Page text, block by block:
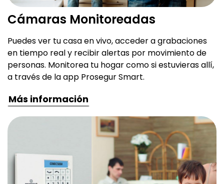
Cámaras Monitoreadas
Puedes ver tu casa en vivo, acceder a grabaciones
en tiempo real y recibir alertas por movimiento de
personas. Monitorea tu hogar como si estuvieras allí,
a través de la app Prosegur Smart.
Más información